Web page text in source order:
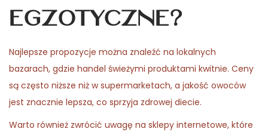
egzotyczne?
Najlepsze propozycje można znaleźć na lokalnych
bazarach, gdzie handel świeżymi produktami kwitnie. Ceny
są często niższe niż w supermarketach, a jakość owoców
jest znacznie lepsza, co sprzyja zdrowej diecie.
Warto również zwrócić uwagę na sklepy internetowe, które